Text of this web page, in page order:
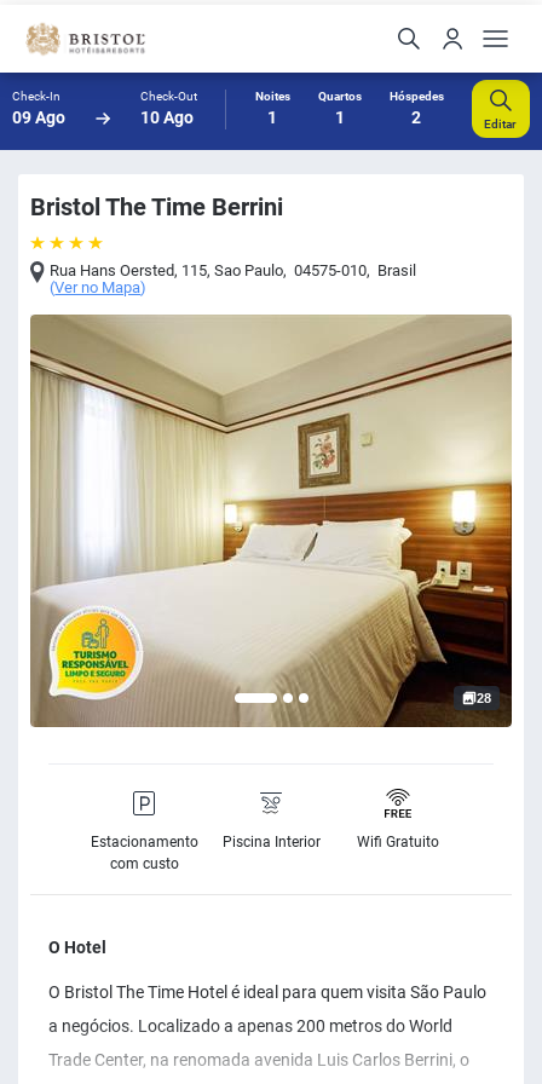
Check-In
09 Ago
Check-Out
10 Ago
Noites
1
Quartos
1
Hóspedes
2 Editar
Bristol The Time Berrini
Rua Hans Oersted, 115,Sao Paulo, 04575-010, Brasil
(Ver no Mapa)
28
Estacionamento
com custo
Piscina Interior Wifi Gratuito
O Hotel
O Bristol The Time Hotel é ideal para quem visita São Paulo
a negócios. Localizado a apenas 200 metros do World
Trade Center, na renomada avenida Luis Carlos Berrini, o